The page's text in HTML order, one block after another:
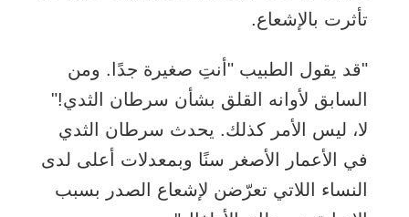
تأثرت بالإشعاع.
"قد يقول الطبيب "أنتِ صغيرة جدًا. ومن
السابق لأوانه القلق بشأن سرطان الثدي!"
لا، ليس الأمر كذلك. يحدث سرطان الثدي
في الأعمار الأصغر سنًا وبمعدلات أعلى لدى
النساء اللاتي تعرّضن لإشعاع الصدر بسبب